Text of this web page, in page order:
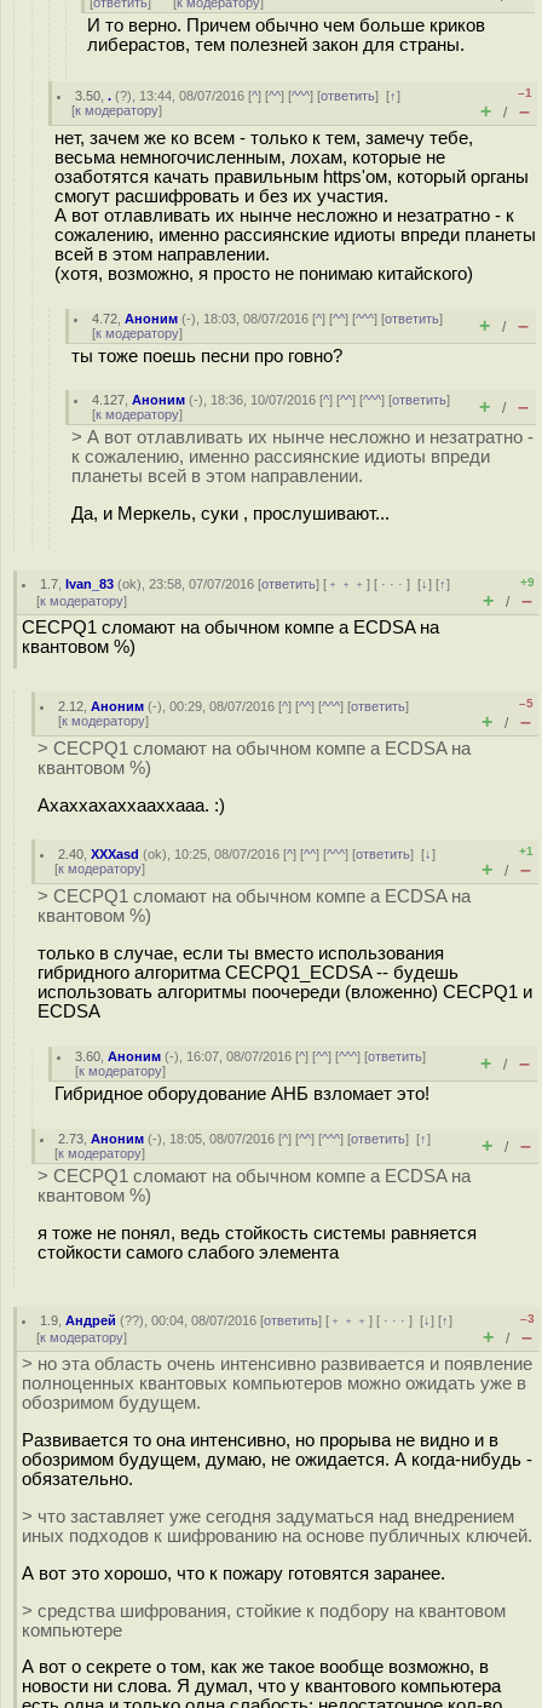
И то верно. Причем обычно чем больше криков
либерастов, тем полезней закон для страны.
3.50 ,. (?), 13:44, 08/07/2016 [^] [^^] [^^^] [ответить][↑]
[к модератору]
–1
+ / –
нет, зачем же ко всем - только к тем, замечу тебе,
весьма немногочисленным, лохам, которые не
озаботятся качать правильным https'ом, который органы
смогут расшифровать и без их участия.
А вот отлавливать их нынче несложно и незатратно - к
сожалению, именно рассиянские идиоты впреди планеты
всей в этом направлении.
(хотя, возможно, я просто не понимаю китайского)
4.72 ,Аноним (-), 18:03, 08/07/2016 [^] [^^] [^^^] [ответить]
[к модератору] + / –
ты тоже поешь песни про гoвнo?
4.127 ,Аноним (-), 18:36, 10/07/2016 [^] [^^] [^^^] [ответить]
[к модератору] + / –
> А вот отлавливать их нынче несложно и незатратно -
к сожалению, именно рассиянские идиоты впреди
планеты всей в этом направлении.
Да, и Меркель, суки , прослушивают...
1.7 ,Ivan_83 (ok), 23:58, 07/07/2016 [ответить] [ ﹢﹢﹢] [ · · ·][↓] [↑]
[к модератору]
+9
+ / –
CECPQ1 сломают на обычном компе а ECDSA на
квантовом %)
2.12 ,Аноним (-), 00:29, 08/07/2016 [^] [^^] [^^^] [ответить]
[к модератору]
–5
+ / –
> CECPQ1 сломают на обычном компе а ECDSA на
квантовом %)
Ахаххахаххааххааа. :)
2.40 ,XXXasd (ok), 10:25, 08/07/2016 [^] [^^] [^^^] [ответить][↓]
[к модератору]
+1
+ / –
> CECPQ1 сломают на обычном компе а ECDSA на
квантовом %)
только в случае, если ты вместо использования
гибридного алгоритма CECPQ1_ECDSA -- будешь
использовать алгоритмы поочереди (вложенно) CECPQ1 и
ECDSA
3.60 ,Аноним (-), 16:07, 08/07/2016 [^] [^^] [^^^] [ответить]
[к модератору] + / –
Гибридное оборудование АНБ взломает это!
2.73 ,Аноним (-), 18:05, 08/07/2016 [^] [^^] [^^^] [ответить][↑]
[к модератору] + / –
> CECPQ1 сломают на обычном компе а ECDSA на
квантовом %)
я тоже не понял, ведь стойкость системы равняется
стойкости самого слабого элемента
1.9 ,Андрей (??), 00:04, 08/07/2016 [ответить] [ ﹢﹢﹢] [ · · ·][↓] [↑]
[к модератору]
–3
+ / –
> но эта область очень интенсивно развивается и появление
полноценных квантовых компьютеров можно ожидать уже в
обозримом будущем.
Развивается то она интенсивно, но прорыва не видно и в
обозримом будущем, думаю, не ожидается. А когда-нибудь -
обязательно.
> что заставляет уже сегодня задуматься над внедрением
иных подходов к шифрованию на основе публичных ключей.
А вот это хорошо, что к пожару готовятся заранее.
> средства шифрования, стойкие к подбору на квантовом
компьютере
А вот о секрете о том, как же такое вообще возможно, в
новости ни слова. Я думал, что у квантового компьютера